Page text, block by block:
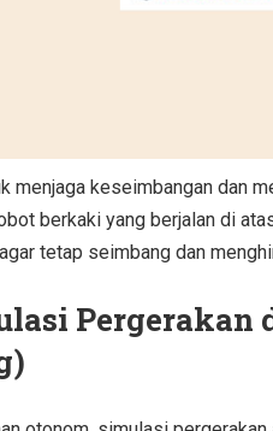
menjaga keseimbangan dan
berkaki yang berjalan di
tetap seimbang dan
Pergerakan